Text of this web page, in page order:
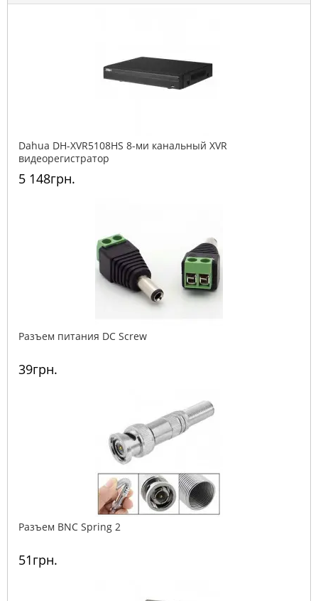
Dahua DH-XVR5108HS 8-ми канальный XVR
видеорегистратор
5 148грн.
Разъем питания DC Screw
39грн.
Разъем BNC Spring 2
51грн.